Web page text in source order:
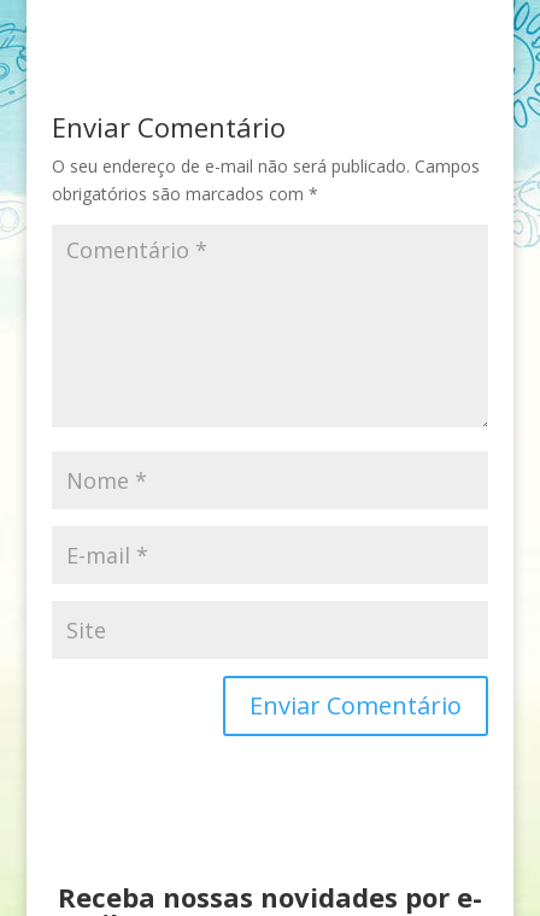
Enviar Comentário
O seu endereço de e-mail não será publicado. Campos
obrigatórios são marcados com *
Receba nossas novidades por e-